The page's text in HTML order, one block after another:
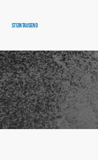
steintausend